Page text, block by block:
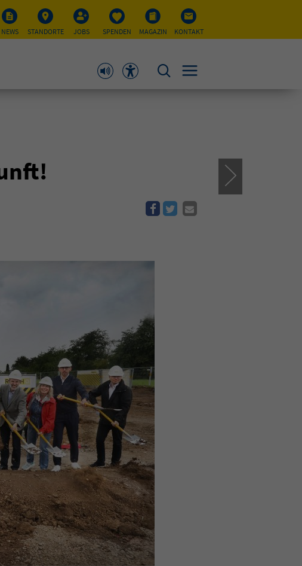
NEWS STANDORTE JOBS SPENDEN MAGAZIN KONTAKT